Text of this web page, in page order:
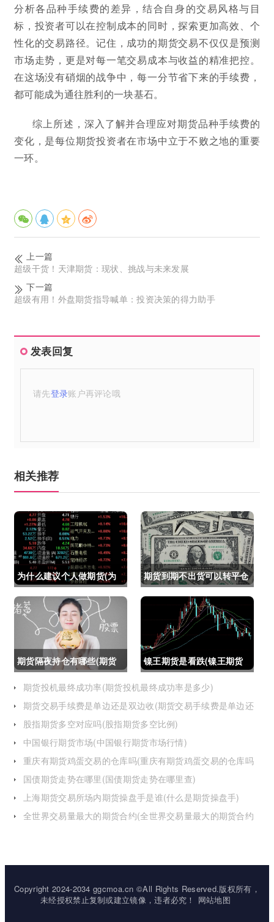
分析各品种手续费的差异，结合自身的交易风格与目
标，投资者可以在控制成本的同时，探索更加高效、个
性化的交易路径。记住，成功的期货交易不仅仅是预测
市场走势，更是对每一笔交易成本与收益的精准把控。
在这场没有硝烟的战争中，每一分节省下来的手续费，
都可能成为通往胜利的一块基石。
综上所述，深入了解并合理应对期货品种手续费的
变化，是每位期货投资者在市场中立于不败之地的重要
一环。
上一篇
超级干货！天津期货：现状、挑战与未来发展
下一篇
超级有用！外盘期货指导喊单：投资决策的得力助手
发表回复
请先登录账户再评论哦
相关推荐
为什么建议个人做期货(为
什么建议个人做期货交易)
期货到期不出货可以转平仓
吗吗(期货如果到期不平仓
怎么办)
期货隔夜持仓有哪些(期货
隔夜持仓有哪些风险)
镍王期货是看跌(镍王期货
是看跌还是看涨)
期货投机最终成功率(期货投机最终成功率是多少)
期货交易手续费是单边还是双边收(期货交易手续费是单边还
股指期货多空对应吗(股指期货多空比例)
中国银行期货市场(中国银行期货市场行情)
重庆有期货鸡蛋交易的仓库吗(重庆有期货鸡蛋交易的仓库吗
国债期货走势在哪里(国债期货走势在哪里查)
上海期货交易所场内期货操盘手是谁(什么是期货操盘手)
全世界交易量最大的期货合约(全世界交易量最大的期货合约
Copyright 2024-2034 ggcmoa.cn ©All Rights Reserved.版权所有，
未经授权禁止复制或建立镜像，违者必究！
网站地图